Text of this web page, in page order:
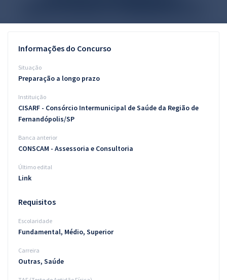
Blog
Aprovados
Informações do Concurso
Situação
Preparação a longo prazo
Instituição
CISARF - Consórcio Intermunicipal de Saúde da Região de
Fernandópolis/SP
Banca anterior
CONSCAM - Assessoria e Consultoria
Último edital
Link
Requisitos
Escolaridade
Fundamental, Médio, Superior
Carreira
Outras, Saúde